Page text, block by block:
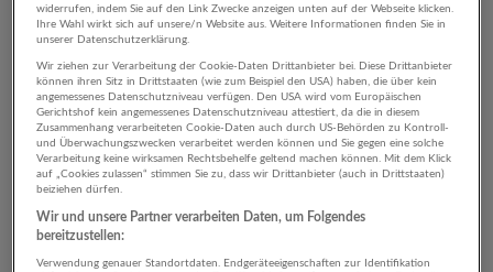
3 Einkauf, Logistik, Lager
Architektur / Bautechnik
Unternehmen
widerrufen, indem Sie auf den Link Zwecke anzeigen unten auf der Webseite klicken.
Ihre Wahl wirkt sich auf unsere/n Website aus. Weitere Informationen finden Sie in
unserer Datenschutzerklärung.
Wir ziehen zur Verarbeitung der Cookie-Daten Drittanbieter bei. Diese Drittanbieter
können ihren Sitz in Drittstaaten (wie zum Beispiel den USA) haben, die über kein
angemessenes Datenschutzniveau verfügen. Den USA wird vom Europäischen
Gerichtshof kein angemessenes Datenschutzniveau attestiert, da die in diesem
Zusammenhang verarbeiteten Cookie-Daten auch durch US-Behörden zu Kontroll-
und Überwachungszwecken verarbeitet werden können und Sie gegen eine solche
Verarbeitung keine wirksamen Rechtsbehelfe geltend machen können. Mit dem Klick
auf „Cookies zulassen“ stimmen Sie zu, dass wir Drittanbieter (auch in Drittstaaten)
beiziehen dürfen.
Wir und unsere Partner verarbeiten Daten, um Folgendes
bereitzustellen:
Verwendung genauer Standortdaten. Endgeräteeigenschaften zur Identifikation